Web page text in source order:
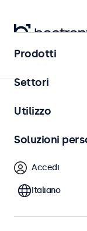
Home
Monitor con
Monitor VESA da
versatili. Questi
montaggio VESA
a supporti
Filtro (3)
Prodotti
Settori
Utilizzo
Soluzioni
Accedi
Italiano